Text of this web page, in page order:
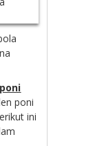
poni
ini